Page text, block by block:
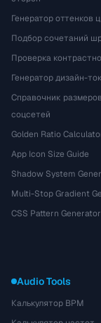
Генератор оттенков
Подбор сочетаний
Проверка
Генератор дизайн-
Справочник
соцсетей
Golden Ratio
App Icon Size Guide
Shadow System
Multi-Stop Gradient
CSS Pattern Generator
Audio Tools
Калькулятор BPM